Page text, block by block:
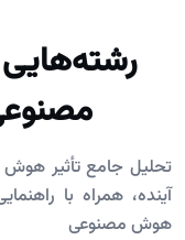
تحلیل جامع تأثیر
آینده، همراه با
هوش مصنوعی